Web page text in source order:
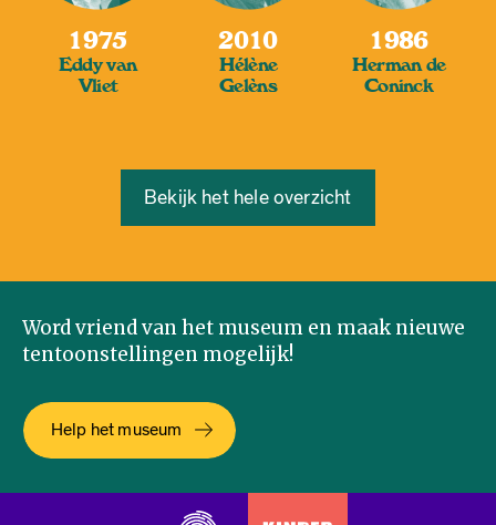
1975
Eddy van
Vliet
2010
Hélène
Gelèns
1986
Herman de
Coninck
Bekijk het hele overzicht
Word vriend van het museum en maak nieuwe
tentoonstellingen mogelijk!
Help het museum